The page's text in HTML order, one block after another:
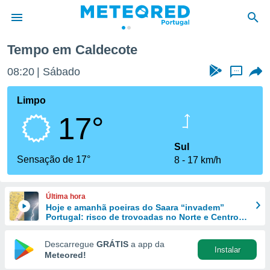
da
foi
fornecidas
a este
das
e
forma
digital
Tempo em Caldecote
08:20 Sábado ...
Limpo
17°
Sensação de 17°
Sul
8
17 km/h
Última hora
Hoje e amanhã poeiras do Saara “invadem”
Portugal: risco de trovoadas no Norte e Centro
Descarregue GRÁTIS a app da
Meteored!
Instalar